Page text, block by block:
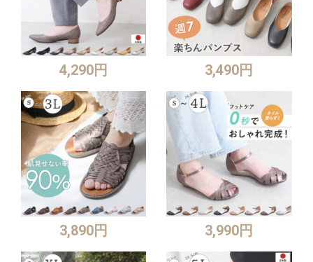
4,290円 3,490円
3,890円 3,990円